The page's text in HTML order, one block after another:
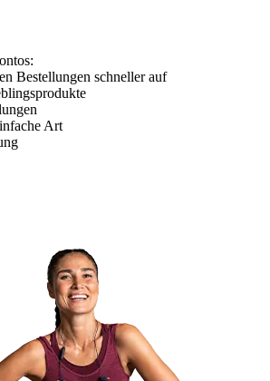
Bestellungen schneller auf
Art